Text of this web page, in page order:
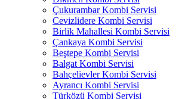
Çukurambar Kombi Servisi
Cevizlidere Kombi Servisi
Birlik Mahallesi Kombi Servisi
Çankaya Kombi Servisi
Beştepe Kombi Servisi
Balgat Kombi Servisi
Bahçelievler Kombi Servisi
Ayrancı Kombi Servisi
Türközü Kombi Servisi